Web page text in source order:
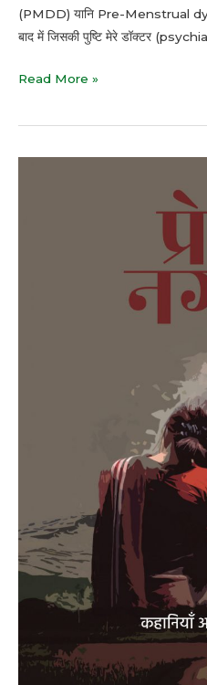
(PMDD) यानि Pre-Menstrual
बाद में जिसकी पुष्टि मेरे डॉक्टर
Read More »